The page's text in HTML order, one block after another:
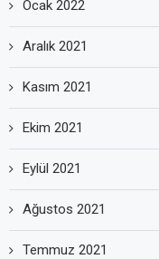
Ocak 2022
Aralık 2021
Kasım 2021
Ekim 2021
Eylül 2021
Ağustos 2021
Temmuz 2021